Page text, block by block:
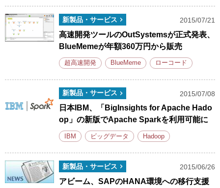
新製品・サービス 2015/07/21
高速開発ツールのOutSystemsが正式発表、
BlueMemeが年額360万円から販売
超高速開発 BlueMeme ローコード
新製品・サービス 2015/07/08
日本IBM、「BigInsights for Apache Hado
op」の新版でApache Sparkを利用可能に
IBM ビッグデータ Hadoop
新製品・サービス 2015/06/26
アビーム、SAPのHANA環境への移行支援